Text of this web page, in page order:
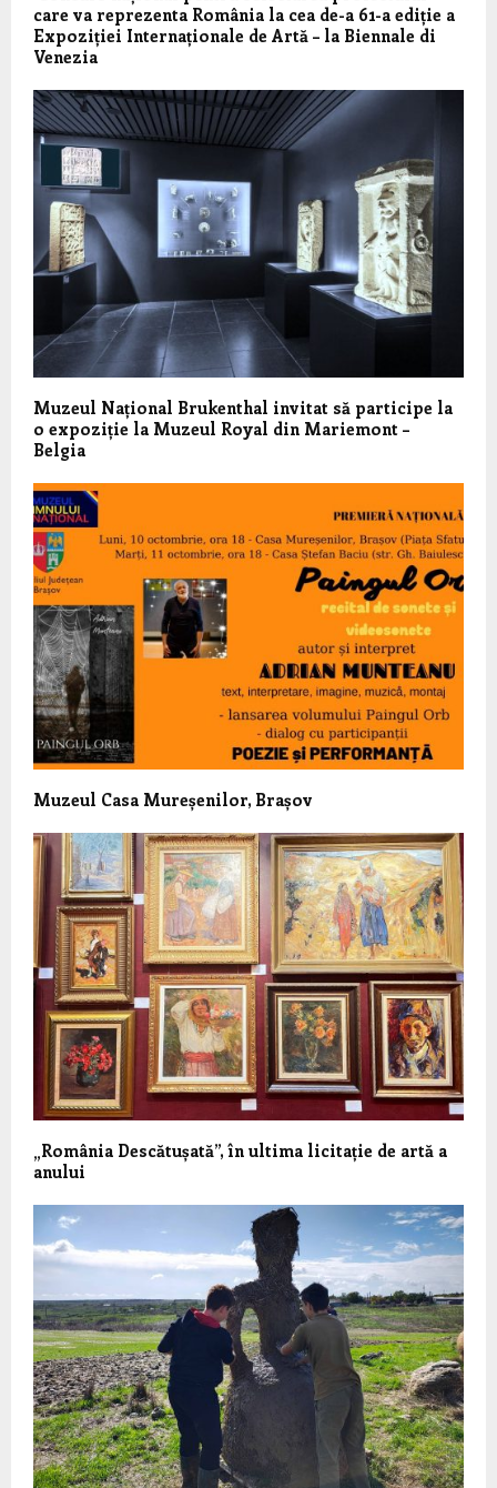
care va reprezenta România la cea de-a 61-a ediție a
Expoziției Internaționale de Artă – la Biennale di
Venezia
Muzeul Național Brukenthal invitat să participe la
o expoziție la Muzeul Royal din Mariemont –
Belgia
Muzeul Casa Mureșenilor, Brașov
„România Descătușată”, în ultima licitație de artă a
anului